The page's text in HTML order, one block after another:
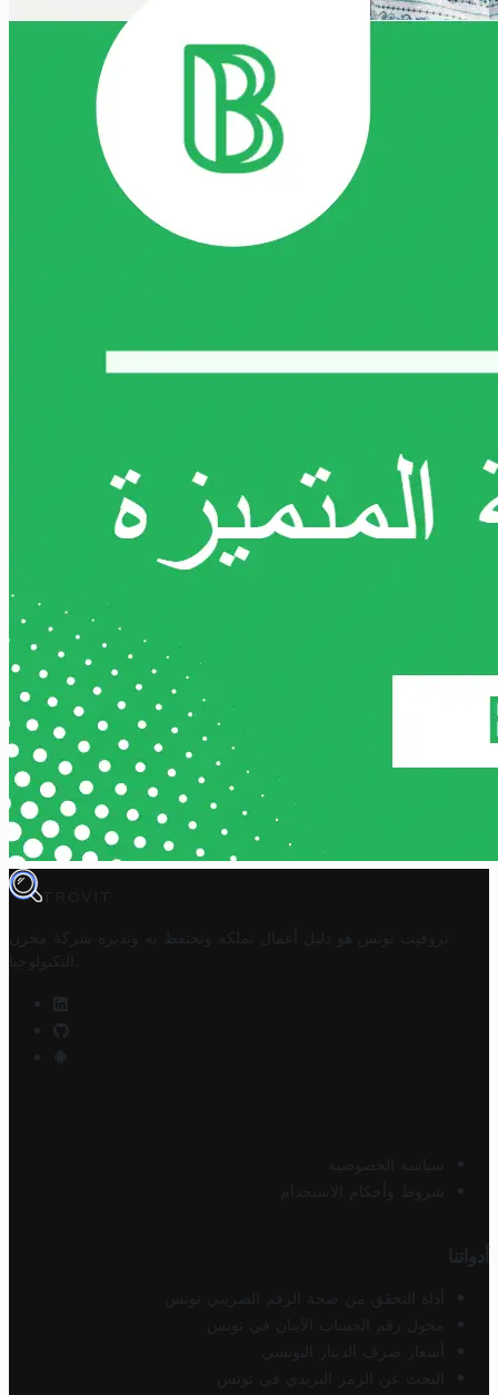
TROVIT
تروفيت تونس هو دليل أعمال تملكه وتحتفظ به وتديره
شركة مخزن
التكنولوجيا
سياسة الخصوصية
شروط وأحكام الاستخدام
أدواتنا
أداة التحقق من صحة الرقم الضريبي تونس
محول رقم الحساب الآيبان في تونس
أسعار صرف الدينار التونسي
البحث عن الرمز البريدي في تونس